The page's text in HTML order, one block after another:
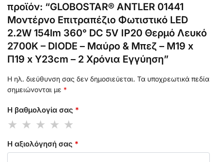
προϊόν: “GLOBOSTAR® ANTLER 01441
Μοντέρνο Επιτραπέζιο Φωτιστικό LED
2.2W 154lm 360° DC 5V IP20 Θερμό Λευκό
2700K – DIODE – Μαύρο & Μπεζ – Μ19 x
Π19 x Υ23cm – 2 Χρόνια Εγγύηση”
Η ηλ. διεύθυνση σας δεν δημοσιεύεται. Τα υποχρεωτικά πεδία
σημειώνονται με *
Η βαθμολογία σας *
Η αξιολόγησή σας *